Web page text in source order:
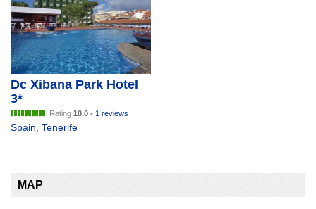
Dc Xibana Park Hotel
3*
Rating 10.0 • 1 reviews
Spain Tenerife
MAP